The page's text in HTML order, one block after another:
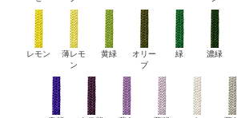
レモン
薄レモ
ン
黄緑
オリー
ブ
緑 濃緑